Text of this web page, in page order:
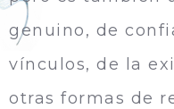
genuino, de
vínculos, de la
otras formas de